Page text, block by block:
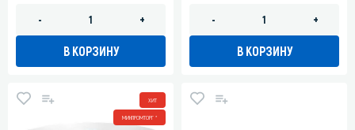
- +
В КОРЗИНУ
- +
В КОРЗИНУ
ХИТ
МИНПРОМТОРГ *